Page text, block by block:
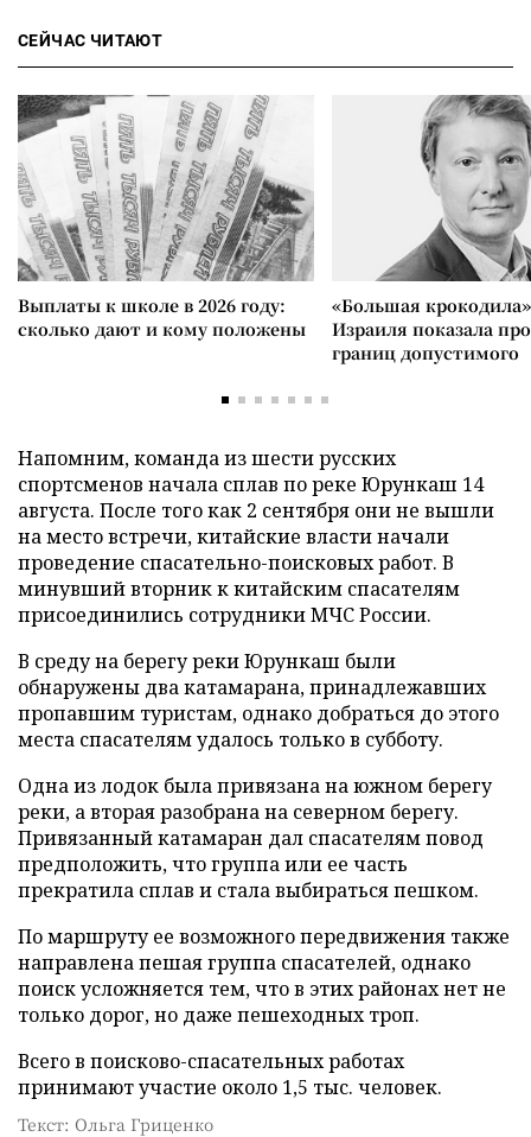
СЕЙЧАС ЧИТАЮТ
Выплаты к школе в 2026 году:
сколько дают и кому положены
«Большая
Израиля показала
границ допустимого
Напомним, команда из шести русских
спортсменов начала сплав по реке Юрункаш 14
августа. После того как 2 сентября они не вышли
на место встречи, китайские власти начали
проведение спасательно-поисковых работ. В
минувший вторник к китайским спасателям
присоединились сотрудники МЧС России.
В среду на берегу реки Юрункаш были
обнаружены два катамарана, принадлежавших
пропавшим туристам, однако добраться до этого
места спасателям удалось только в субботу.
Одна из лодок была привязана на южном берегу
реки, а вторая разобрана на северном берегу.
Привязанный катамаран дал спасателям повод
предположить, что группа или ее часть
прекратила сплав и стала выбираться пешком.
По маршруту ее возможного передвижения также
направлена пешая группа спасателей, однако
поиск усложняется тем, что в этих районах нет не
только дорог, но даже пешеходных троп.
Всего в поисково-спасательных работах
принимают участие около 1,5 тыс. человек.
Текст: Ольга Гриценко